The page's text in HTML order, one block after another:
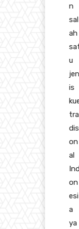
n
sal
ah
u
jen
is
tra
on
al
on
esi
a
ya